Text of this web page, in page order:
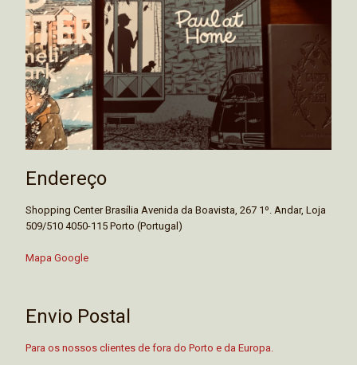
Endereço
Shopping Center Brasília Avenida da Boavista, 267 1º. Andar, Loja
509/510 4050-115 Porto (Portugal)
Mapa Google
Envio Postal
Para os nossos clientes de fora do Porto e da Europa.